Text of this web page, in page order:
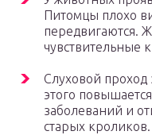
Питомцы плохо
передвигаются.
чувствительные
Слуховой проход
этого
заболеваний и
старых кроликов.